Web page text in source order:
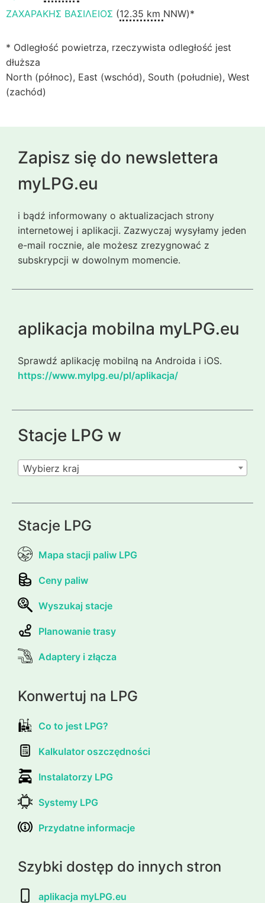
ΖΑΧΑΡΑΚΗΣ ΒΑΣΙΛΕΙΟΣ (12.35 km NNW)*
* Odległość powietrza, rzeczywista odległość jest
dłuższa
North (północ), East (wschód), South (południe), West
(zachód)
Zapisz się do newslettera
myLPG.eu
i bądź informowany o aktualizacjach strony
internetowej i aplikacji. Zazwyczaj wysyłamy jeden
e-mail rocznie, ale możesz zrezygnować z
subskrypcji w dowolnym momencie.
aplikacja mobilna myLPG.eu
Sprawdź aplikację mobilną na Androida i iOS.
https://www.mylpg.eu/pl/aplikacja/
Stacje LPG w
Wybierz kraj
Stacje LPG
Mapa stacji paliw LPG
Ceny paliw
Wyszukaj stacje
Planowanie trasy
Adaptery i złącza
Konwertuj na LPG
Co to jest LPG?
Kalkulator oszczędności
Instalatorzy LPG
Systemy LPG
Przydatne informacje
Szybki dostęp do innych stron
aplikacja myLPG.eu